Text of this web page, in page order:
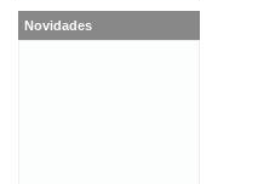
Novidades